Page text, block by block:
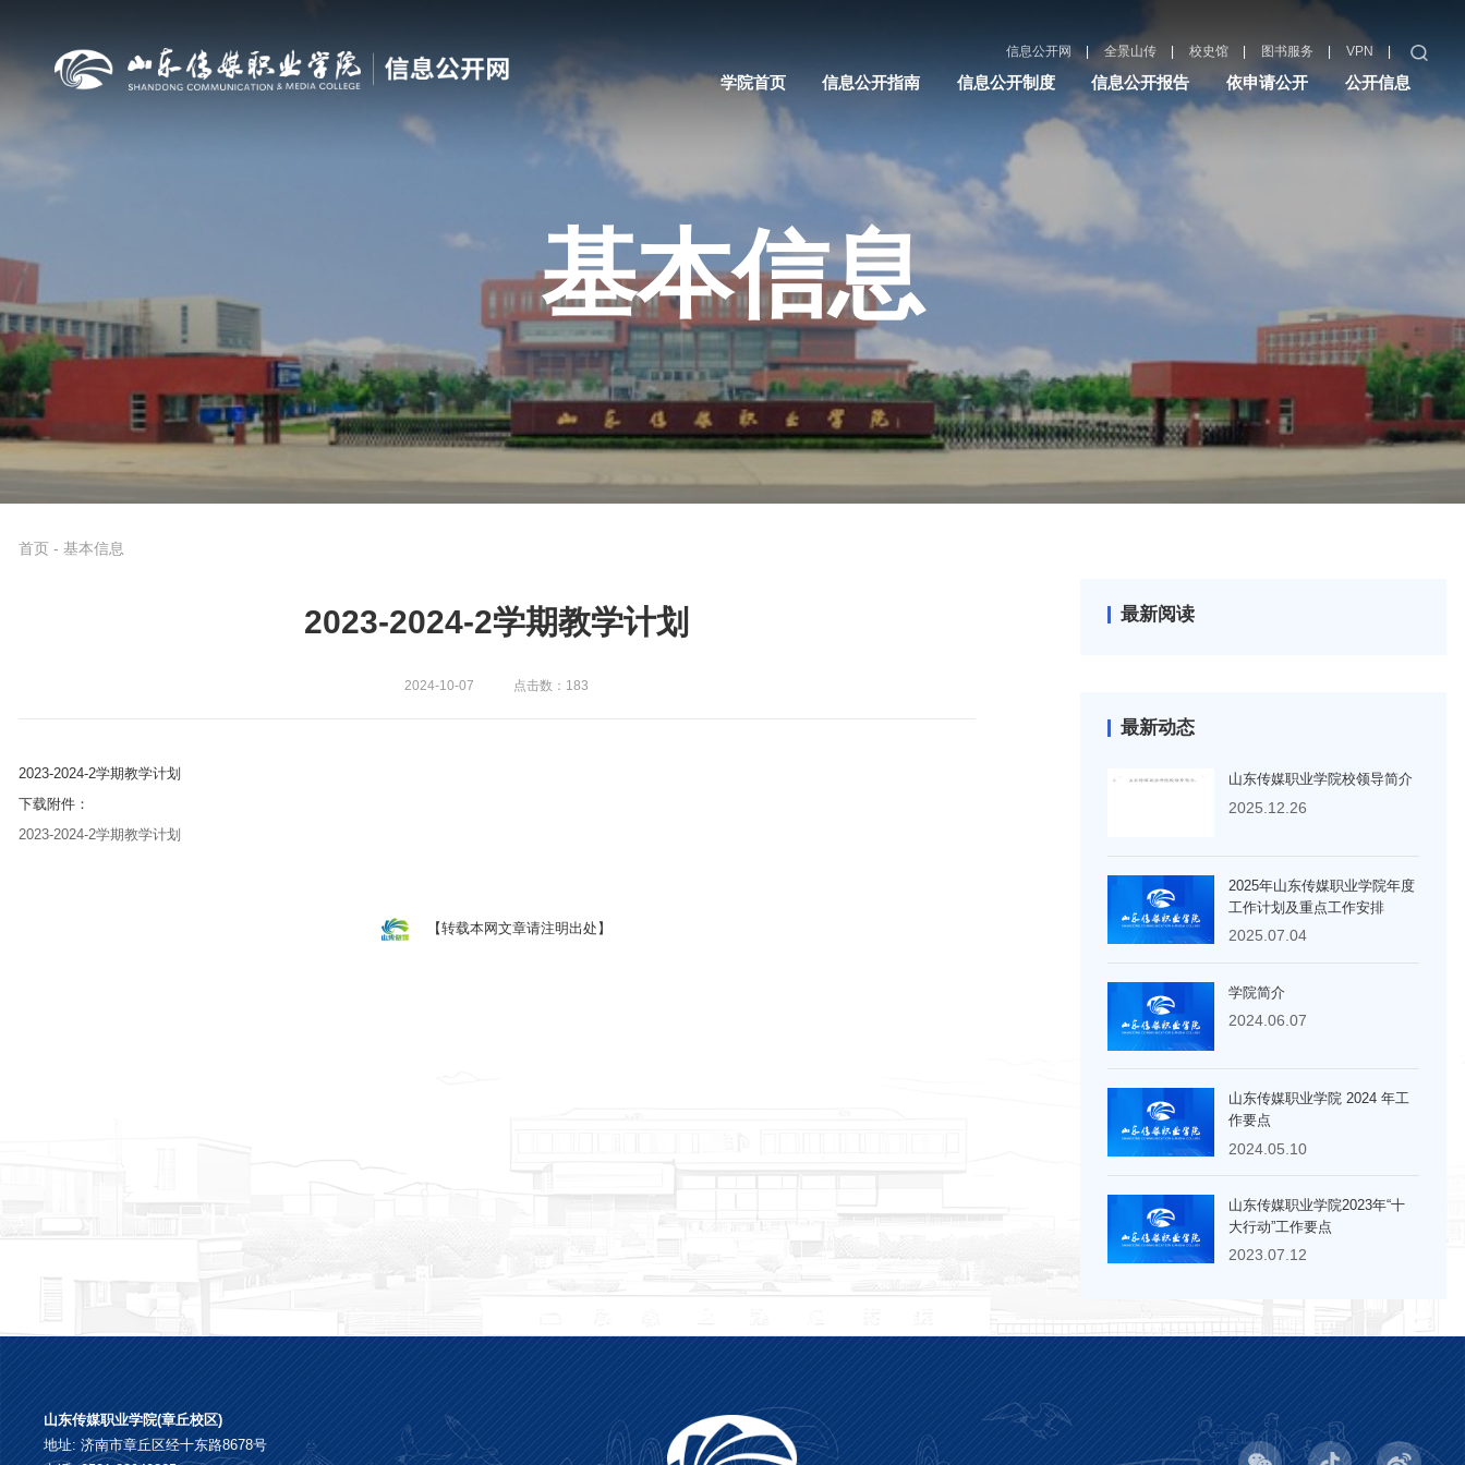
信息公开网 | 全景山传 | 校史馆 | 图书服务 | VPN |
学院首页 信息公开指南 信息公开制度 信息公开报告 依申请公开 公开信息
基本信息
首页 - 基本信息
2023-2024-2学期教学计划
2024-10-07 点击数：183
2023-2024-2学期教学计划
下载附件：
2023-2024-2学期教学计划
【转载本网文章请注明出处】
最新阅读
最新动态
山东传媒职业学院校领导简介
2025.12.26
2025年山东传媒职业学院年度
工作计划及重点工作安排
2025.07.04
学院简介
2024.06.07
山东传媒职业学院 2024 年工
作要点
2024.05.10
山东传媒职业学院2023年“十
大行动”工作要点
2023.07.12
山东传媒职业学院(章丘校区)
地址: 济南市章丘区经十东路8678号